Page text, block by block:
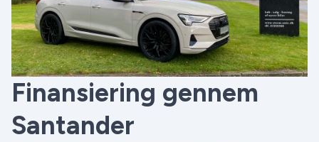
Finansiering gennem
Santander